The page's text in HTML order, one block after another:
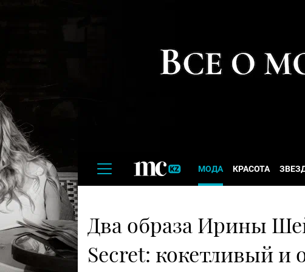
МОДА КРАСОТА
Два образа Ирины
Secret: кокетливый и